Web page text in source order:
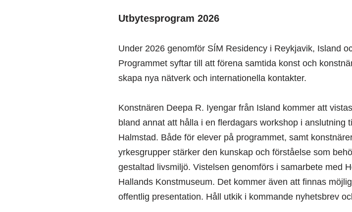
Utbytesprogram 2026
Under 2026 genomför SÍM Residency i Reykjavik, Island
Programmet syftar till att förena samtida konst och
skapa nya nätverk och internationella kontakter.
Konstnären Deepa R. Iyengar från Island kommer att
bland annat att hålla i en flerdagars workshop i anslutning
Halmstad. Både för elever på programmet, samt
yrkesgrupper stärker den kunskap och förståelse som
gestaltad livsmiljö. Vistelsen genomförs i samarbete med
Hallands Konstmuseum. Det kommer även att finnas
offentlig presentation. Håll utkik i kommande nyhetsbrev